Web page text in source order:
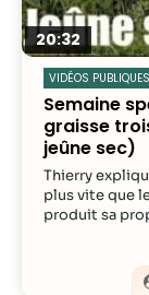
20:32
VIDÉOS PUBLIQUES
Semaine
graisse
jeûne sec)
Thierry
plus vite que
produit sa